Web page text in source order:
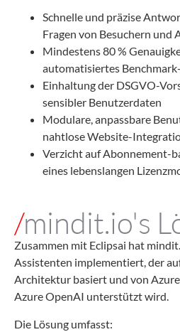
Schnelle und präzise
Fragen von Besuchern und
Mindestens 80 %
automatisiertes
Einhaltung der DSGVO-
sensibler Benutzerdaten
Modulare, anpassbare
nahtlose Website-
Verzicht auf Abonnement-
eines lebenslangen
/mindit.io's
Zusammen mit Eclipsai hat
Assistenten implementiert, der
Architektur basiert und von
Azure OpenAI unterstützt wird.
Die Lösung umfasst: